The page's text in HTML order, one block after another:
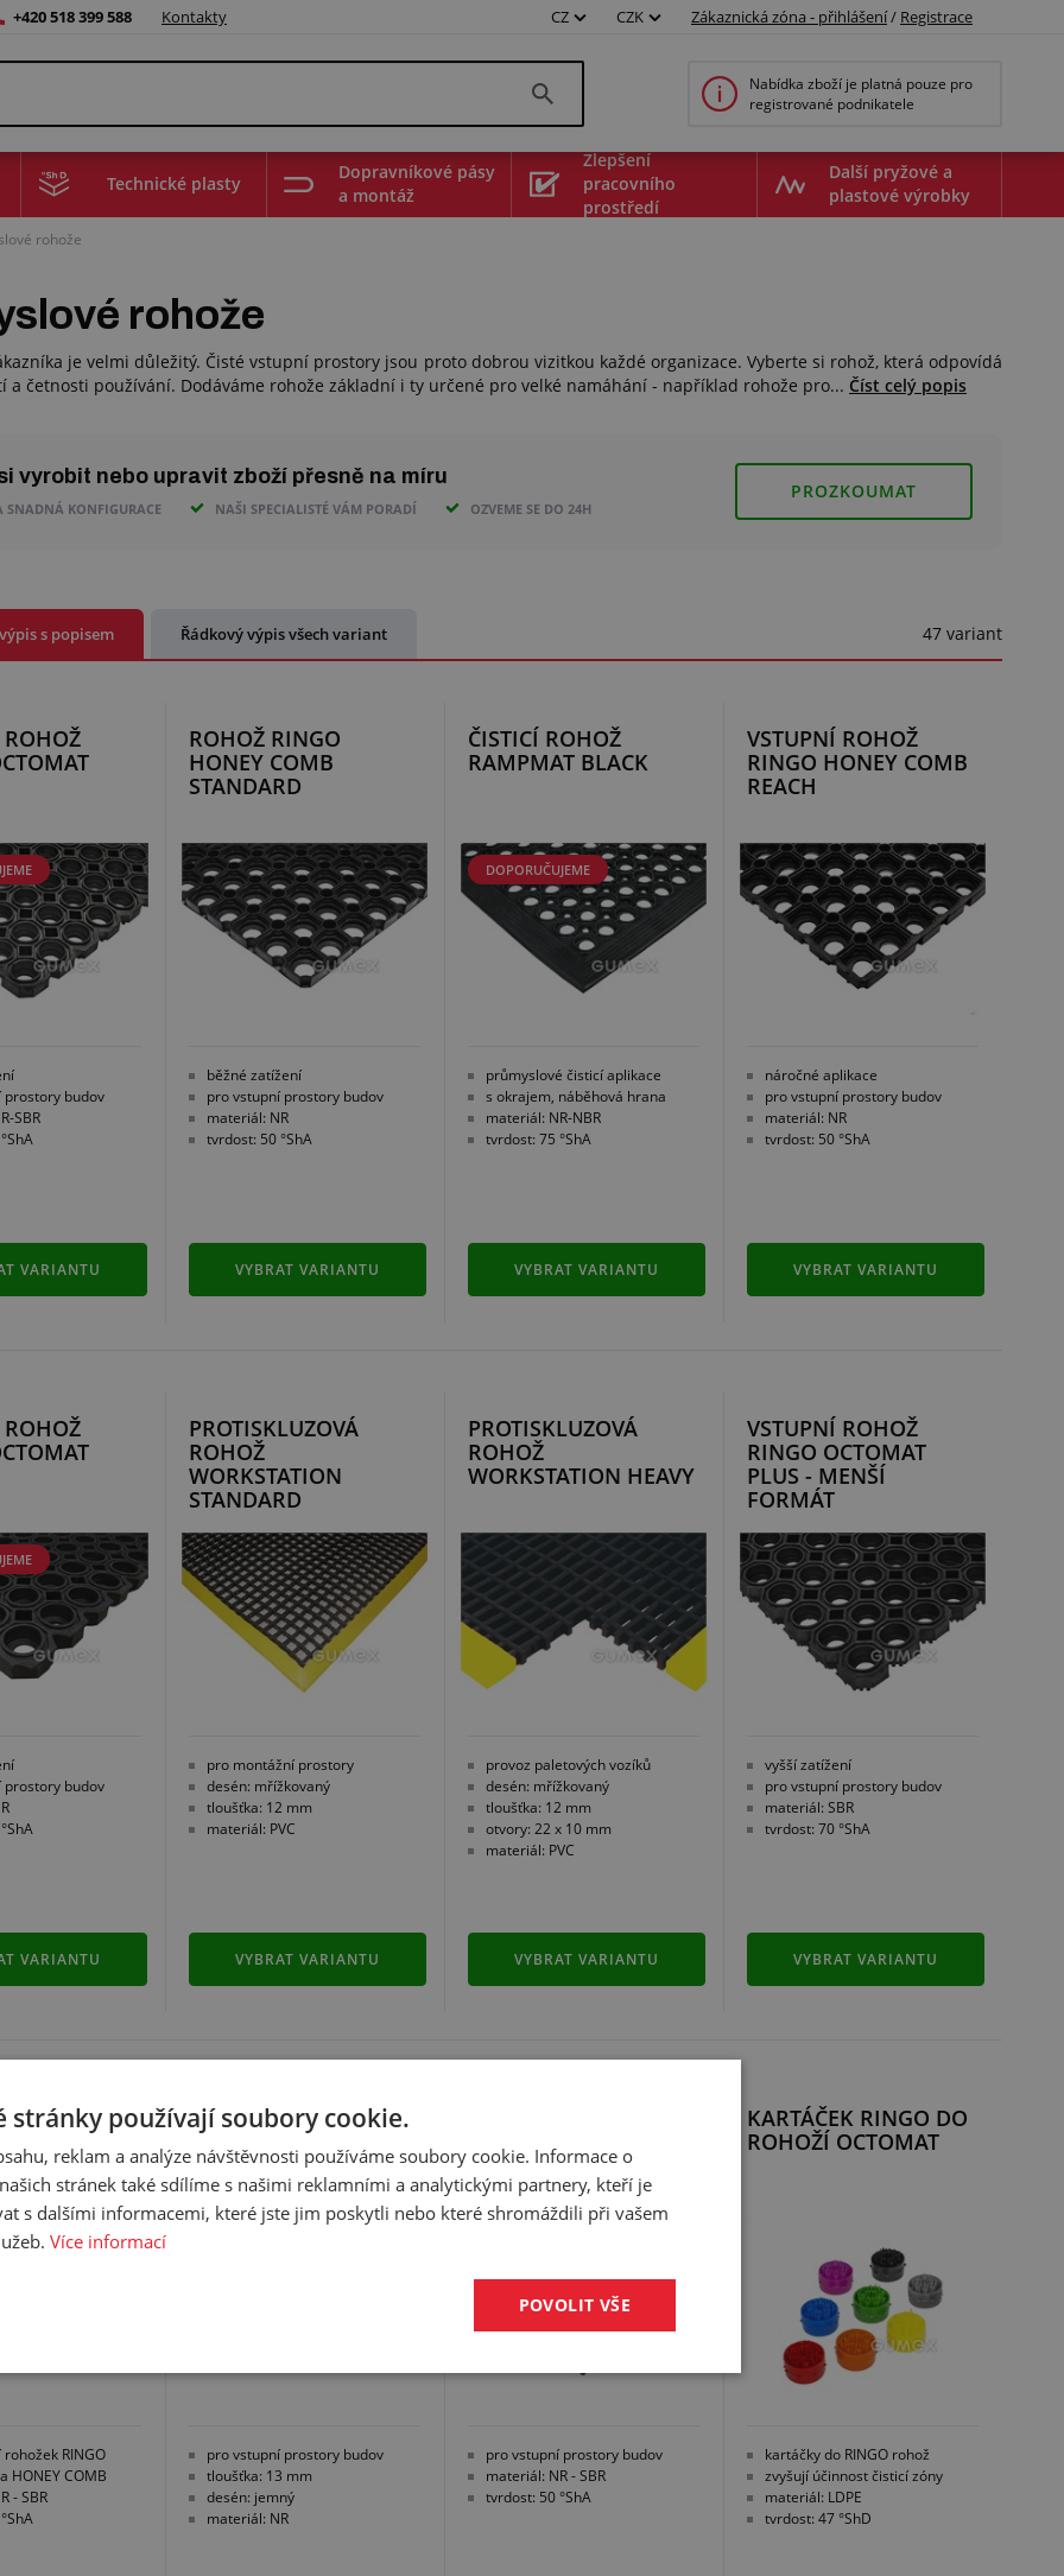
+420 518 399 588 Kontakty CZ CZK Zákaznická zóna - přihlášení/ Registrace
Nabídka zboží je platná pouze pro
registrované podnikatele
Technické plasty
Dopravníkové pásy
a montáž
Zlepšení
pracovního
prostředí
Další pryžové a
plastové výrobky
rohože
rohože
je velmi důležitý. Čisté vstupní prostory jsou proto dobrou vizitkou každé organizace. Vyberte si rohož, která odpovídá
a četnosti používání. Dodáváme rohože základní i ty určené pro velké namáhání - například rohože pro... Číst celý popis
vyrobit nebo upravit zboží přesně na míru
SNADNÁ KONFIGURACE NAŠI SPECIALISTÉ VÁM PORADÍ OZVEME SE DO 24H
PROZKOUMAT
s popisem Řádkový výpis všech variant 47 variant
prostory budov
SBR
VARIANTU
ROHOŽ RINGO
HONEY COMB
STANDARD
běžné zatížení
pro vstupní prostory budov
materiál: NR
tvrdost: 50 °ShA
VYBRAT VARIANTU
ČISTICÍ ROHOŽ
RAMPMAT BLACK
DOPORUČUJEME
průmyslové čisticí aplikace
s okrajem, náběhová hrana
materiál: NR-NBR
tvrdost: 75 °ShA
VYBRAT VARIANTU
VSTUPNÍ ROHOŽ
RINGO HONEY COMB
REACH
náročné aplikace
pro vstupní prostory budov
materiál: NR
tvrdost: 50 °ShA
VYBRAT VARIANTU
prostory budov
VARIANTU
PROTISKLUZOVÁ
ROHOŽ
WORKSTATION
STANDARD
pro montážní prostory
desén: mřížkovaný
tloušťka: 12 mm
materiál: PVC
VYBRAT VARIANTU
PROTISKLUZOVÁ
ROHOŽ
WORKSTATION HEAVY
provoz paletových vozíků
desén: mřížkovaný
tloušťka: 12 mm
otvory: 22 x 10 mm
materiál: PVC
VYBRAT VARIANTU
VSTUPNÍ ROHOŽ
RINGO OCTOMAT
PLUS - MENŠÍ
FORMÁT
vyšší zatížení
pro vstupní prostory budov
materiál: SBR
tvrdost: 70 °ShA
VYBRAT VARIANTU
ROHOŽÍ
A
RINGO
HONEY COMB
- SBR
VSTUPNÍ ČISTICÍ
ROHOŽ FINGERTIP
pro vstupní prostory budov
tloušťka: 13 mm
desén: jemný
materiál: NR
WAVE DESIGN
pro vstupní prostory budov
materiál: NR - SBR
tvrdost: 50 °ShA
KARTÁČEK RINGO DO
ROHOŽÍ OCTOMAT
kartáčky do RINGO rohož
zvyšují účinnost čisticí zóny
materiál: LDPE
tvrdost: 47 °ShD
stránky používají soubory cookie.
reklam a analýze návštěvnosti používáme soubory cookie. Informace o
stránek také sdílíme s našimi reklamními a analytickými partnery, kteří je
s dalšími informacemi, které jste jim poskytli nebo které shromáždili při vašem
Více informací
POVOLIT VŠE